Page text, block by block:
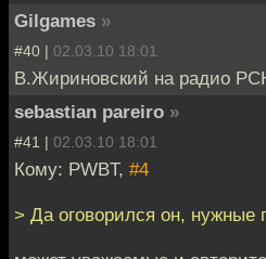
Gilgames »
#40 | 02.03.10 18:01
В.Жириновский на радио
sebastian pareiro »
#41 | 02.03.10 18:01
Кому: PWBT, #4
> Да оговорился он, нужные